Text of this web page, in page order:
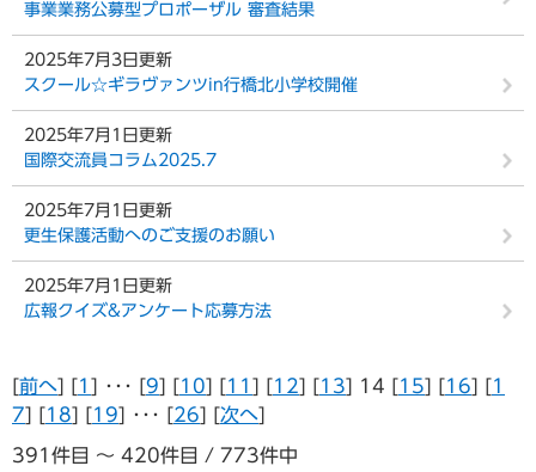
事業業務公募型プロポーザル 審査結果
2025年7月3日更新
スクール☆ギラヴァンツin行橋北小学校開催
2025年7月1日更新
国際交流員コラム2025.7
2025年7月1日更新
更生保護活動へのご支援のお願い
2025年7月1日更新
広報クイズ&アンケート応募方法
[前へ] [1 ] ･･･ [9] [10] [11 ] [12] [13] 14 [15] [16] [1
7] [18] [19] ･･･ [26] [次へ]
391件目 ～ 420件目 / 773件中